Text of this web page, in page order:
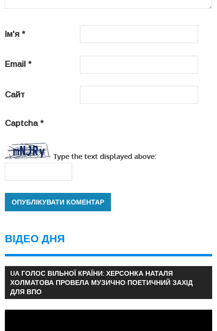
Ім'я *
Email *
Сайт
Captcha *
Type the text displayed above:
ВІДЕО ДНЯ
UA ГОЛОС ВІЛЬНОЇ КРАЇНИ: ХЕРСОНКА НАТАЛЯ
ХОЛМАТОВА ПРОВЕЛА МУЗИЧНО ПОЕТИЧНИЙ ЗАХІД
ДЛЯ ВПО